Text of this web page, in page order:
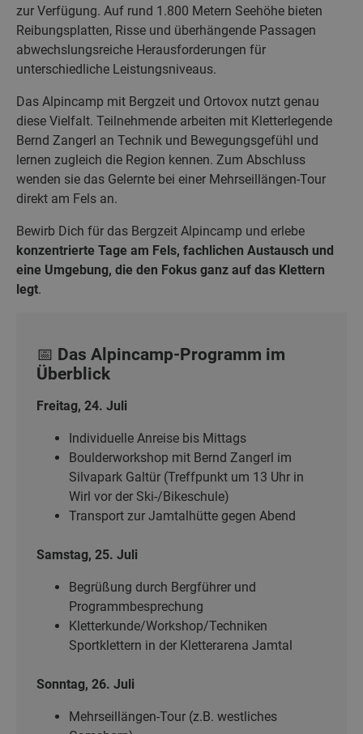
zur Verfügung. Auf rund 1.800 Metern Seehöhe bieten
Reibungsplatten, Risse und überhängende Passagen
abwechslungsreiche Herausforderungen für
unterschiedliche Leistungsniveaus.
Das Alpincamp mit Bergzeit und Ortovox nutzt genau
diese Vielfalt. Teilnehmende arbeiten mit Kletterlegende
Bernd Zangerl an Technik und Bewegungsgefühl und
lernen zugleich die Region kennen. Zum Abschluss
wenden sie das Gelernte bei einer Mehrseillängen-Tour
direkt am Fels an.
Bewirb Dich für das Bergzeit Alpincamp und erlebe
konzentrierte Tage am Fels, fachlichen Austausch und
eine Umgebung, die den Fokus ganz auf das Klettern
legt.
📅 Das Alpincamp-Programm im
Überblick
Freitag, 24. Juli
Individuelle Anreise bis Mittags
Boulderworkshop mit Bernd Zangerl im
Silvapark Galtür (Treffpunkt um 13 Uhr in
Wirl vor der Ski-/Bikeschule)
Transport zur Jamtalhütte gegen Abend
Samstag, 25. Juli
Begrüßung durch Bergführer und
Programmbesprechung
Kletterkunde/Workshop/Techniken
Sportklettern in der Kletterarena Jamtal
Sonntag, 26. Juli
Mehrseillängen-Tour (z.B. westliches